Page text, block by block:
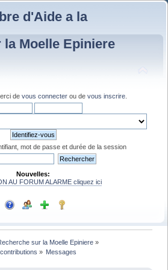
d'Aide a la
la Moelle Epiniere
de vous connecter ou de vous inscrire
mot de passe et durée de la session
Nouvelles:
AU FORUM ALARME cliquez ici
sur la Moelle Epiniere »
» Messages